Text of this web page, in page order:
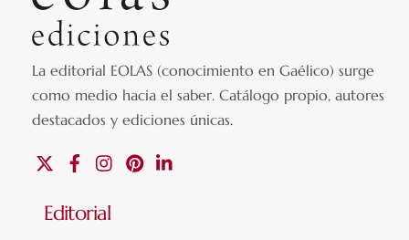
La editorial EOLAS (conocimiento en Gaélico) surge
como medio hacia el saber.Catálogo propio, autores
destacados y ediciones únicas.
FacebookInstagramPinterest
Editorial